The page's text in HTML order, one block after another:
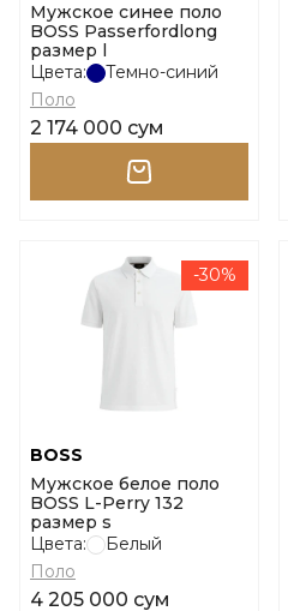
Мужское синее поло
BOSS Passerfordlong
размер l
Цвета:
Темно-синий
Поло
2 174 000 сум
-30%
BOSS
Мужское белое поло
BOSS L-Perry 132
размер s
Цвета:
Белый
Поло
4 205 000 сум